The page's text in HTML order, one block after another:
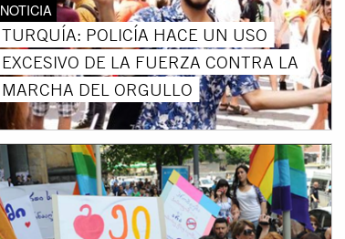
NOTICIA
TURQUÍA: POLICÍA HACE UN USO
EXCESIVO DE LA FUERZA CONTRA LA
MARCHA DEL ORGULLO